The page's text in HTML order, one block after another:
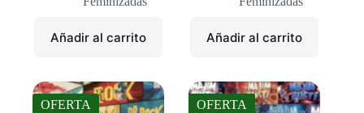
Añadir al carrito Añadir al carrito
OFERTA OFERTA